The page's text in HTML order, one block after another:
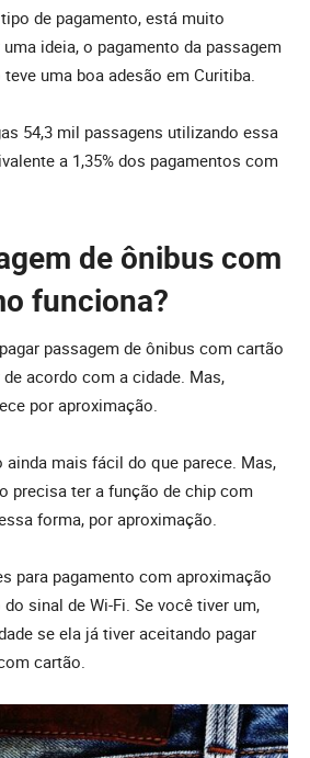
de pagamento, está muito
ideia, o pagamento da passagem
uma boa adesão em Curitiba.
54,3 mil passagens utilizando essa
a 1,35% dos pagamentos com
de ônibus com
funciona?
passagem de ônibus com cartão
acordo com a cidade. Mas,
por aproximação.
mais fácil do que parece. Mas,
precisa ter a função de chip com
forma, por aproximação.
para pagamento com aproximação
sinal de Wi-Fi. Se você tiver um,
se ela já tiver aceitando pagar
cartão.